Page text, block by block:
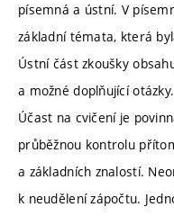
písemná a ústní. V
základní témata, která
Ústní část zkoušky
a možné doplňující otázky.
Účast na cvičení je
průběžnou kontrolu
a základních znalostí.
k neudělení zápočtu.